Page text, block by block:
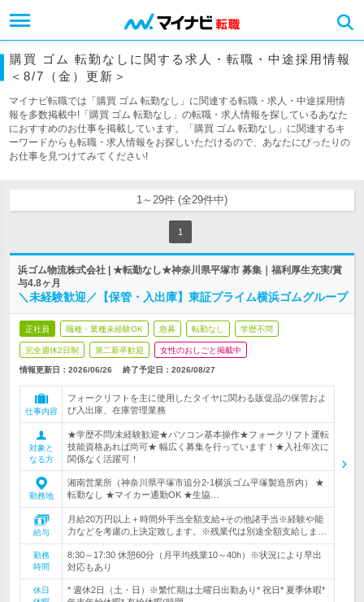
購買 ゴム 転勤なしに関する求人・転職・中途採用情報
＜8/7（金）更新＞
マイナビ転職では「購買 ゴム 転勤なし」に関連する転職・求人・中途採用情
報を多数掲載中!「購買 ゴム 転勤なし」の転職・求人情報を探しているあなた
におすすめのお仕事を掲載しています。「購買 ゴム 転勤なし」に関連するキ
ーワードからも転職・求人情報をお探しいただけるので、あなたにぴったりの
お仕事を見つけてみてください!
1～29件 (全29件中)
1
浜ゴム物流株式会社 | ★転勤なし★神奈川県平塚市 募集｜福利厚生充実/賞
与4.8ヶ月
＼未経験歓迎／【保管・入出庫】東証プライム横浜ゴムグループ
正社員 職種・業種未経験OK 急募 転勤なし 学歴不問
完全週休2日制 第二新卒歓迎 女性のおしごと掲載中
情報更新日：2026/06/26 終了予定日： 2026/08/27
仕事内容
フォークリフトを主に使用したタイヤに関わる販促品の保管およ
び入出庫、在庫管理業務
対象と
なる方
★学歴不問/未経験歓迎★パソコン基本操作★フォークリフト運転
技能資格あれば尚可★ 幅広く募集を行っています！★入社年次に
関係なく活躍可！
勤務地
湘南営業所（神奈川県平塚市追分2-1横浜ゴム平塚製造所内） ★
転勤なし ★マイカー通勤OK ★生協…
給与
月給20万円以上＋時間外手当全額支給+その他諸手当※経験や能
力などを考慮の上決定致します。※残業代は別途全額支給しま…
勤務
時間
8:30～17:30 休憩60分（月平均残業10～40h）※状況により早出
対応もあり
休日
* 週休2日（土・日）※繁忙期は土曜日出勤あり* 祝日* 夏季休暇*